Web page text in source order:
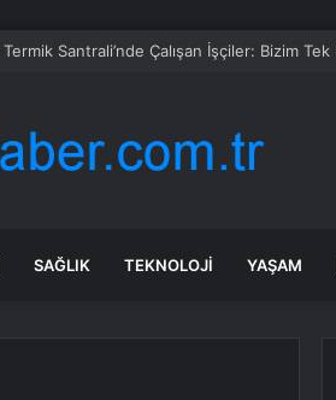
SAĞLIK TEKNOLOJI YAŞAM